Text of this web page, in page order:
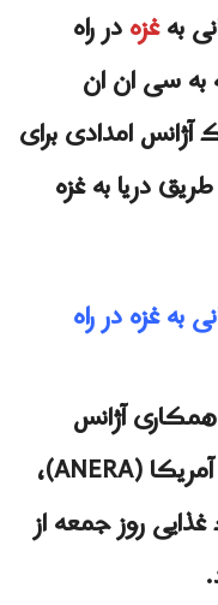
بهغزهدر راه
به سی ان ان
امدادی برای
دریا به غزه
غزه در راه
آژانس
کمک به پناهندگان خاور نزدیک آمریکا (ANERA)،
تن کمک غذایی روز جمعه از